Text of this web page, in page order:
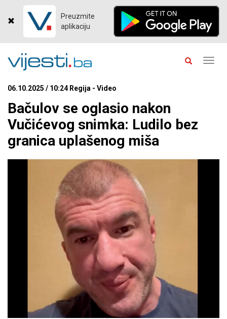
Preuzmite
aplikaciju
06.10.2025 / 10:24 Regija - Video
Bačulov se oglasio nakon
Vučićevog snimka: Ludilo bez
granica uplašenog miša